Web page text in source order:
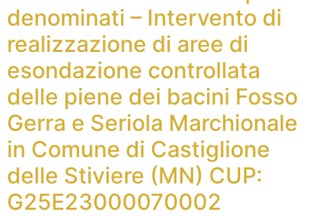
denominati – Intervento di
realizzazione di aree di
esondazione controllata
delle piene dei bacini Fosso
Gerra e Seriola Marchionale
in Comune di Castiglione
delle Stiviere (MN) CUP:
G25E23000070002